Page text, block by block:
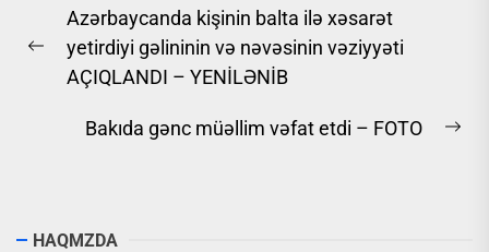
naviqasiyası
Previous
post:
Azərbaycanda kişinin balta ilə xəsarət
yetirdiyi gəlininin və nəvəsinin vəziyyəti
AÇIQLANDI – YENİLƏNİB
Bakıda gənc müəllim vəfat etdi – FOTO
HAQMZDA